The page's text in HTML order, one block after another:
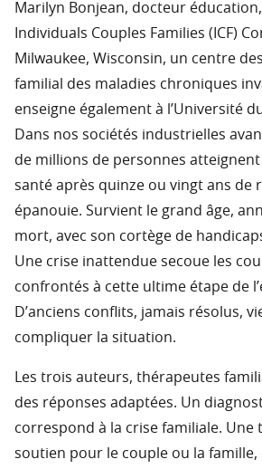
Marilyn Bonjean, docteur
Individuals Couples Families (ICF)
Milwaukee, Wisconsin, un centre
familial des maladies chroniques
enseigne également à l’Université
Dans nos sociétés industrielles
de millions de personnes
santé après quinze ou vingt ans de
épanouie. Survient le grand âge,
mort, avec son cortège de
Une crise inattendue secoue les
confrontés à cette ultime étape de
D’anciens conflits, jamais résolus,
compliquer la situation.
Les trois auteurs, thérapeutes
des réponses adaptées. Un
correspond à la crise familiale. Une
soutien pour le couple ou la famille,